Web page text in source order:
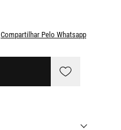
Compartilhar Pelo Whatsapp